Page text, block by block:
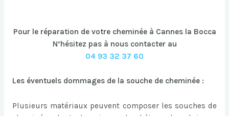
Pour le réparation de votre cheminée à Cannes la Bocca
N’hésitez pas à nous contacter au
04 93 32 37 60
Les éventuels dommages de la souche de cheminée :
Plusieurs matériaux peuvent composer les souches de